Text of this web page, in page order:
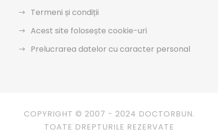
Termeni și condiții
Acest site folosește cookie-uri
Prelucrarea datelor cu caracter personal
COPYRIGHT © 2007 - 2024 DOCTORBUN.
TOATE DREPTURILE REZERVATE